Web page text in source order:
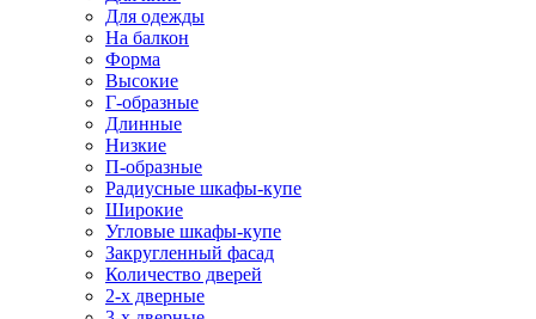
Для одежды
На балкон
Форма
Высокие
Г-образные
Длинные
Низкие
П-образные
Радиусные шкафы-купе
Широкие
Угловые шкафы-купе
Закругленный фасад
Количество дверей
2-х дверные